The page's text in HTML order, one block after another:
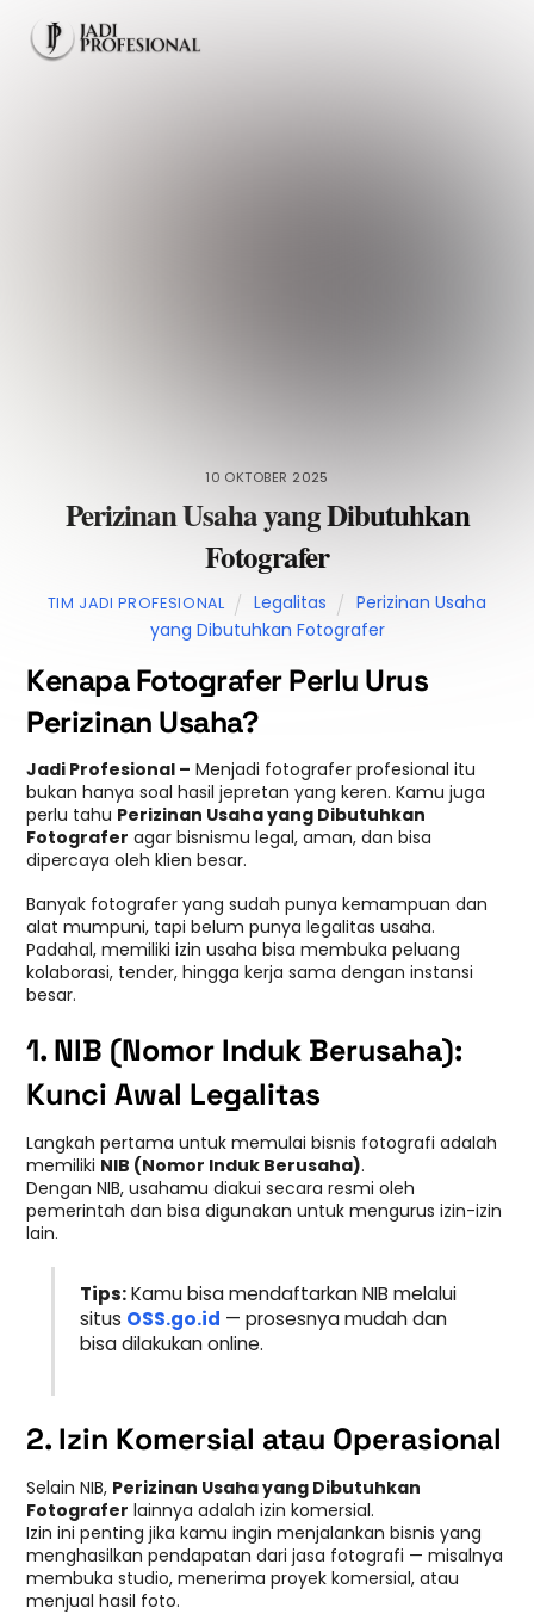
content
10 OKTOBER 2025
Perizinan Usaha yang Dibutuhkan
Fotografer
TIM JADI PROFESIONAL Legalitas
Perizinan Usaha
yang Dibutuhkan Fotografer
Kenapa Fotografer Perlu Urus
Perizinan Usaha?
Jadi Profesional – Menjadi fotografer profesional itu
bukan hanya soal hasil jepretan yang keren. Kamu juga
perlu tahu Perizinan Usaha yang Dibutuhkan
Fotografer agar bisnismu legal, aman, dan bisa
dipercaya oleh klien besar.
Banyak fotografer yang sudah punya kemampuan dan
alat mumpuni, tapi belum punya legalitas usaha.
Padahal, memiliki izin usaha bisa membuka peluang
kolaborasi, tender, hingga kerja sama dengan instansi
besar.
1. NIB (Nomor Induk Berusaha):
Kunci Awal Legalitas
Langkah pertama untuk memulai bisnis fotografi adalah
memiliki NIB (Nomor Induk Berusaha).
Dengan NIB, usahamu diakui secara resmi oleh
pemerintah dan bisa digunakan untuk mengurus izin-izin
lain.
Tips:Kamu bisa mendaftarkan NIB melalui
situs OSS.go.id — prosesnya mudah dan
bisa dilakukan online.
2. Izin Komersial atau Operasional
Selain NIB, Perizinan Usaha yang Dibutuhkan
Fotografer lainnya adalah izin komersial.
Izin ini penting jika kamu ingin menjalankan bisnis yang
menghasilkan pendapatan dari jasa fotografi — misalnya
membuka studio, menerima proyek komersial, atau
menjual hasil foto.